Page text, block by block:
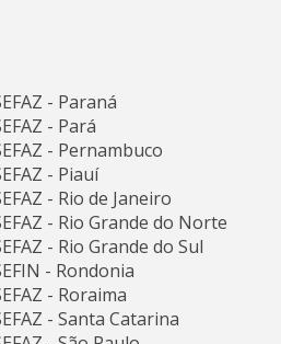
- Paraná
- Pará
- Pernambuco
- Piauí
- Rio de Janeiro
- Rio Grande do Norte
- Rio Grande do Sul
- Rondonia
- Roraima
- Santa Catarina